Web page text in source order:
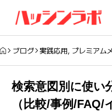
ブログ 実践応用, プレミアム
検索意図別に使い
（比較/事例/FAQ/